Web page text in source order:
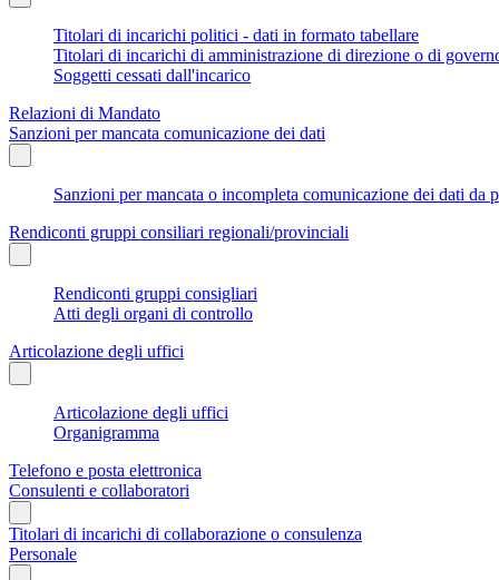
Titolari di incarichi politici - dati in formato tabellare
Titolari di incarichi di amministrazione di direzione o di
Soggetti cessati dall'incarico
Relazioni di Mandato
Sanzioni per mancata comunicazione dei dati
Sanzioni per mancata o incompleta comunicazione dei dati
Rendiconti gruppi consiliari regionali/provinciali
Rendiconti gruppi consigliari
Atti degli organi di controllo
Articolazione degli uffici
Articolazione degli uffici
Organigramma
Telefono e posta elettronica
Consulenti e collaboratori
Titolari di incarichi di collaborazione o consulenza
Personale